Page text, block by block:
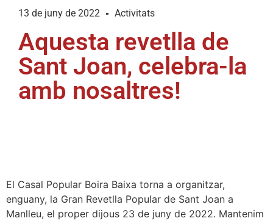
13 de juny de 2022 Activitats
Aquesta revetlla de
Sant Joan, celebra-la
amb nosaltres!
El Casal Popular Boira Baixa torna a organitzar,
enguany, la Gran Revetlla Popular de Sant Joan a
Manlleu, el proper dijous 23 de juny de 2022. Mantenim